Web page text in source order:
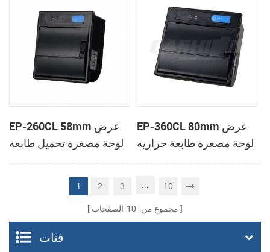
EP-260CL 58mm عرض
لوحة مصغرة تحميل طابعة
حرارية مع لصناعة
السيارات في القاطع
EP-360CL 80mm عرض
لوحة مصغرة طابعة حرارية
مع لصناعة السيارات في
1 2 3 ... 10
مجموع من 10 الصفحات
فئات